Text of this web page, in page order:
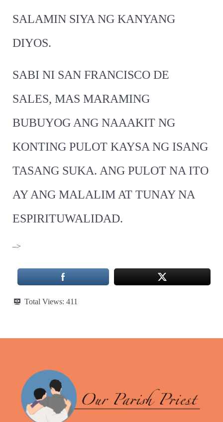
SALAMIN SIYA NG KANYANG
DIYOS.
SABI NI SAN FRANCISCO DE
SALES, MAS MARAMING
BUBUYOG ANG NAAAKIT NG
KONTING PULOT KAYSA NG ISANG
TASANG SUKA. ANG PULOT NA ITO
AY ANG MALALIM AT TUNAY NA
ESPIRITUWALIDAD.
–>
Total Views: 411